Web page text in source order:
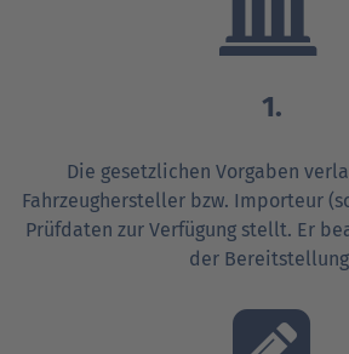
1.
Die gesetzlichen Vorgaben
Fahrzeughersteller bzw. Importeur
Prüfdaten zur Verfügung stellt. Er
der